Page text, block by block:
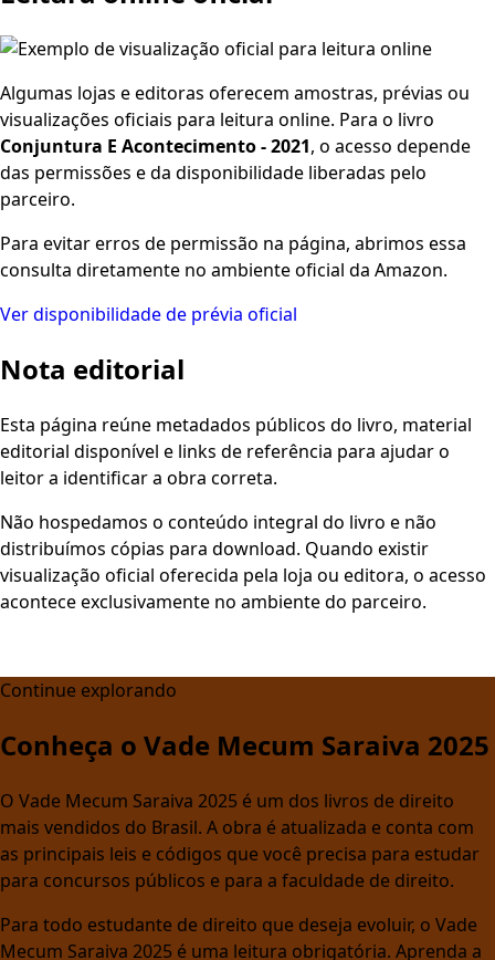
Algumas lojas e editoras oferecem amostras, prévias ou
visualizações oficiais para leitura online. Para o livro
Conjuntura E Acontecimento - 2021, o acesso depende
das permissões e da disponibilidade liberadas pelo
parceiro.
Para evitar erros de permissão na página, abrimos essa
consulta diretamente no ambiente oficial da Amazon.
Ver disponibilidade de prévia oficial
Nota editorial
Esta página reúne metadados públicos do livro, material
editorial disponível e links de referência para ajudar o
leitor a identificar a obra correta.
Não hospedamos o conteúdo integral do livro e não
distribuímos cópias para download. Quando existir
visualização oficial oferecida pela loja ou editora, o acesso
acontece exclusivamente no ambiente do parceiro.
Continue explorando
Conheça o Vade Mecum Saraiva 2025
O Vade Mecum Saraiva 2025 é um dos livros de direito
mais vendidos do Brasil. A obra é atualizada e conta com
as principais leis e códigos que você precisa para estudar
para concursos públicos e para a faculdade de direito.
Para todo estudante de direito que deseja evoluir, o Vade
Mecum Saraiva 2025 é uma leitura obrigatória. Aprenda a